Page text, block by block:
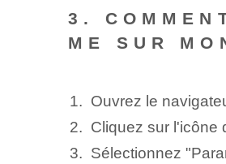
3.
ME SUR
Ouvrez le
Cliquez sur l'icône
Sélectionnez